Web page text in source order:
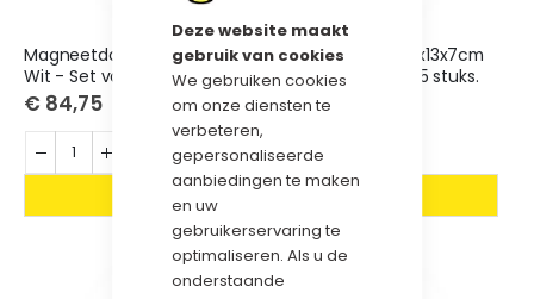
Deze website maakt
gebruik van cookies
We gebruiken cookies
om onze diensten te
verbeteren,
gepersonaliseerde
aanbiedingen te maken
en uw
gebruikerservaring te
optimaliseren. Als u de
onderstaande
Magneetdoos 20x13x7cm
Wit - Set van 25 stuks.
€ 84,75
Magneetdoos 20x13x7cm
Zwart - Set van 25 stuks.
€ 84,75